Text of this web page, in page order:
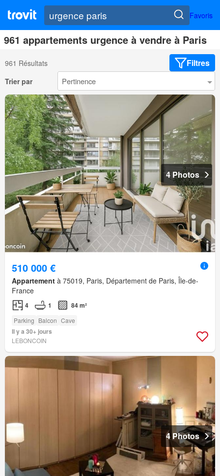
Favoris
961 appartements urgence à vendre à Paris
961 Résultats Filtres
Trier par
4 Photos
510 000 €
Appartement à 75019, Paris, Département de Paris, Île-de-
France
4 1 84 m²
Parking Balcon Cave
Il y a 30+ jours
LEBONCOIN
4 Photos